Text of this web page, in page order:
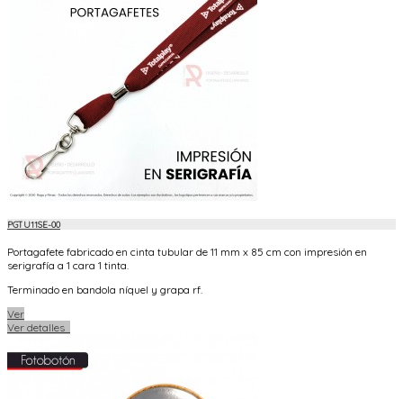
PGTU11SE-00
Portagafete fabricado en cinta tubular de 11 mm x 85 cm con impresión en
serigrafía a 1 cara 1 tinta.
Terminado en bandola níquel y grapa rf.
Ver
Ver detalles